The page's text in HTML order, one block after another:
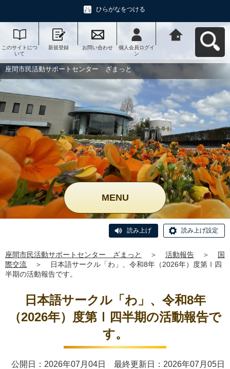
ひらがなをつける
このサイトにつ
いて
新規登録 お問い合わせ
個人会員ログイ
ン
ー ざまっとへ
座間市民活動サポートセンター ざまっと
MENU
読み上げ 読み上げ設定
座間市民活動サポートセンター ざまっと ＞ 活動報告 ＞
国
際交流
＞
日本語サークル「わ」、令和8年（2026年）度第Ⅰ四
半期の活動報告です。
日本語サークル「わ」、令和8年
（2026年）度第Ⅰ四半期の活動報告で
す。
公開日：2026年07月04日 最終更新日：2026年07月05日